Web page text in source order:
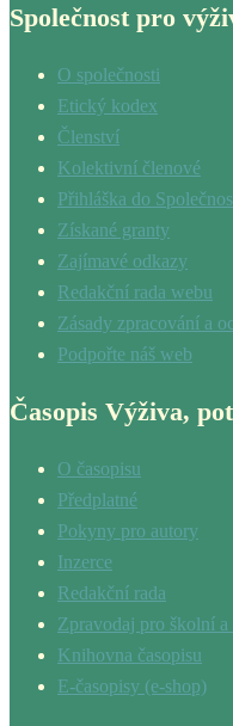
Společnost pro
O společnosti
Etický kodex
Členství
Kolektivní členové
Přihláška do
Získané granty
Zajímavé odkazy
Redakční rada webu
Zásady zpracování a
Podpořte náš web
Časopis Výživa,
O časopisu
Předplatné
Pokyny pro autory
Inzerce
Redakční rada
Zpravodaj pro školní
Knihovna časopisu
E-časopisy (e-shop)